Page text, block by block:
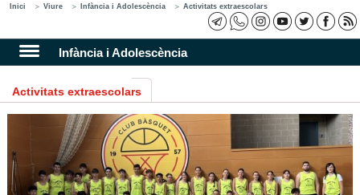
Inici Viure Infància i Adolescència Activitats extraescolars
Infància i Adolescència
Activitats extraescolars